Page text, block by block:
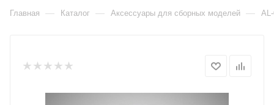
Главная — Каталог — Аксессуары для сборных моделей —